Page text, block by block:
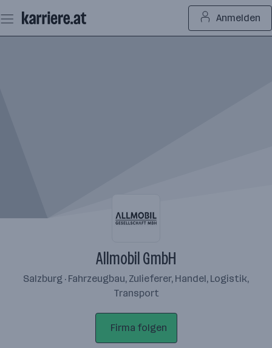
Seiteninhalt
springen
Anmelden
Allmobil GmbH
Salzburg · Fahrzeugbau, Zulieferer, Handel, Logistik,
Transport
Firma folgen